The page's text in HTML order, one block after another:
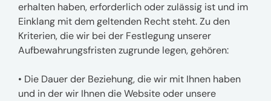
erhalten haben, erforderlich oder zulässig ist und im
Einklang mit dem geltenden Recht steht. Zu den
Kriterien, die wir bei der Festlegung unserer
Aufbewahrungsfristen zugrunde legen, gehören:
• Die Dauer der Beziehung, die wir mit Ihnen haben
und in der wir Ihnen die Website oder unsere